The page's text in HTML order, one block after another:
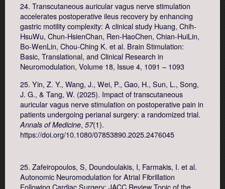
24. Transcutaneous auricular vagus nerve stimulation
accelerates postoperative ileus recovery by enhancing
gastric motility complexity: A clinical study Huang, Chih-
HsuWu, Chun-HsienChan, Ren-HaoChen, Chian-HuiLin,
Bo-WenLin, Chou-Ching K. et al. Brain Stimulation:
Basic, Translational, and Clinical Research in
Neuromodulation, Volume 18, Issue 4, 1091 – 1093
25. Yin, Z. Y., Wang, J., Wei, P., Gao, H., Sun, L., Song,
J. G., & Tang, W. (2025). Impact of transcutaneous
auricular vagus nerve stimulation on postoperative pain in
patients undergoing perianal surgery: a randomized trial.
Annals of Medicine, 57(1).
https://doi.org/10.1080/07853890.2025.2476045
25. Zafeiropoulos, S, Doundoulakis, I, Farmakis, I. et al.
Autonomic Neuromodulation for Atrial Fibrillation
Following Cardiac Surgery: JACC Review Topic of the